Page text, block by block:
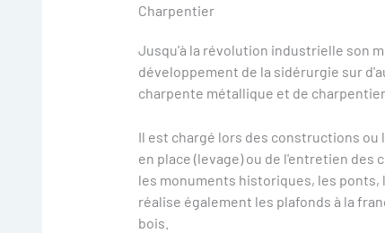
Charpentier
Jusqu'à la révolution industrielle son
développement de la sidérurgie sur
charpente métallique et de
Il est chargé lors des constructions
en place (levage) ou de l'entretien
les monuments historiques, les
réalise également les plafonds à la
bois.